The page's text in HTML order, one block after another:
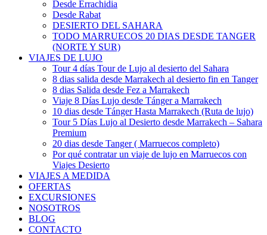
Desde Errachidia
Desde Rabat
DESIERTO DEL SAHARA
TODO MARRUECOS 20 DIAS DESDE TANGER
(NORTE Y SUR)
VIAJES DE LUJO
Tour 4 días Tour de Lujo al desierto del Sahara
8 dias salida desde Marrakech al desierto fin en Tanger
8 dias Salida desde Fez a Marrakech
Viaje 8 Días Lujo desde Tánger a Marrakech
10 dias desde Tánger Hasta Marrakech (Ruta de lujo)
Tour 5 Días Lujo al Desierto desde Marrakech – Sahara
Premium
20 dias desde Tanger ( Marruecos completo)
Por qué contratar un viaje de lujo en Marruecos con
Viajes Desierto
VIAJES A MEDIDA
OFERTAS
EXCURSIONES
NOSOTROS
BLOG
CONTACTO